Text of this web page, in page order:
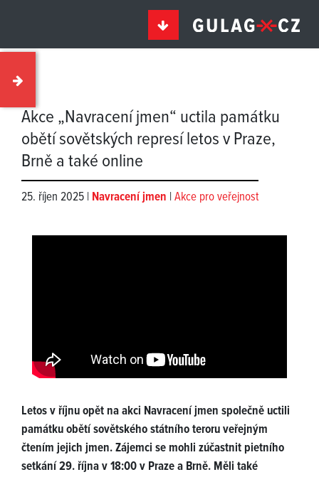
Akce „Navracení jmen“ uctila památku
obětí sovětských represí letos v Praze,
Brně a také online
25. říjen 2025 | Navracení jmen | Akce pro veřejnost
Letos v říjnu opět na akci Navracení jmen společně uctili
památku obětí sovětského státního teroru veřejným
čtením jejich jmen. Zájemci se mohli zúčastnit pietního
setkání 29. října v 18:00 v Praze a Brně. Měli také